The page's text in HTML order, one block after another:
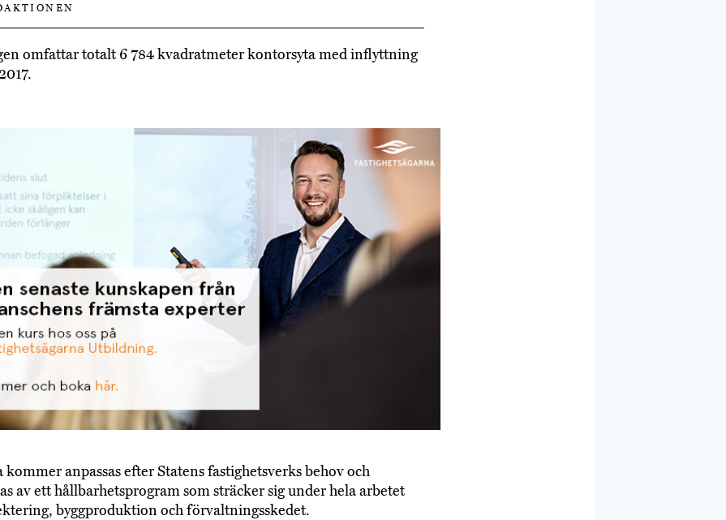
omfattar totalt 6 784 kvadratmeter kontorsyta med inflyttning
anpassas efter Statens fastighetsverks behov och
av ett hållbarhetsprogram som sträcker sig under hela arbetet
byggproduktion och förvaltningsskedet.